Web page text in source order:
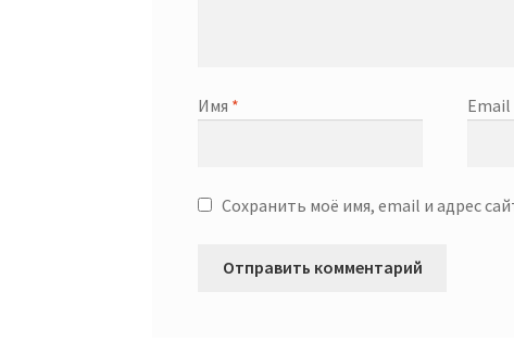
Имя * Email
Сохранить моё имя, email и адрес